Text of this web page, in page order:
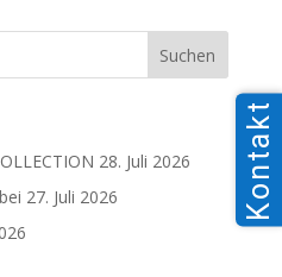
28. Juli 2026
27. Juli 2026
Kontakt